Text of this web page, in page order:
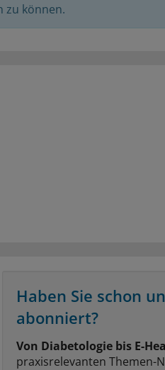
zu können.
Haben Sie schon
abonniert?
Von Diabetologie bis E-
praxisrelevanten Themen-